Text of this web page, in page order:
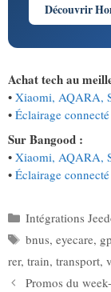
Découvrir
Achat tech au
• Xiaomi, AQARA,
• Éclairage
Sur Bangood :
• Xiaomi, AQARA,
• Éclairage
Catégories
Intégrations
Étiquettes
bnus, eyecare,
rer, train, transport,
Promos du